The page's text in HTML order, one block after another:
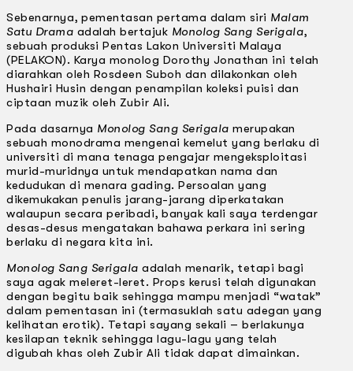
Sebenarnya, pementasan pertama dalam siri Malam
Satu Drama adalah bertajuk Monolog Sang Serigala,
sebuah produksi Pentas Lakon Universiti Malaya
(PELAKON). Karya monolog Dorothy Jonathan ini telah
diarahkan oleh Rosdeen Suboh dan dilakonkan oleh
Hushairi Husin dengan penampilan koleksi puisi dan
ciptaan muzik oleh Zubir Ali.
Pada dasarnya Monolog Sang Serigala merupakan
sebuah monodrama mengenai kemelut yang berlaku di
universiti di mana tenaga pengajar mengeksploitasi
murid-muridnya untuk mendapatkan nama dan
kedudukan di menara gading. Persoalan yang
dikemukakan penulis jarang-jarang diperkatakan
walaupun secara peribadi, banyak kali saya terdengar
desas-desus mengatakan bahawa perkara ini sering
berlaku di negara kita ini.
Monolog Sang Serigala adalah menarik, tetapi bagi
saya agak meleret-leret. Props kerusi telah digunakan
dengan begitu baik sehingga mampu menjadi “watak”
dalam pementasan ini (termasuklah satu adegan yang
kelihatan erotik). Tetapi sayang sekali – berlakunya
kesilapan teknik sehingga lagu-lagu yang telah
digubah khas oleh Zubir Ali tidak dapat dimainkan.